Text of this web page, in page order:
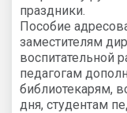
праздники.
Пособие
заместителям
воспитательной
педагогам
библиотекарям,
дня, студентам